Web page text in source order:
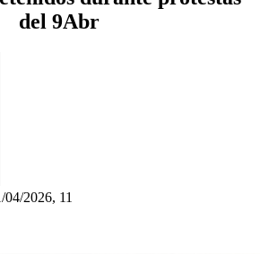
del 9Abr
2026, 11